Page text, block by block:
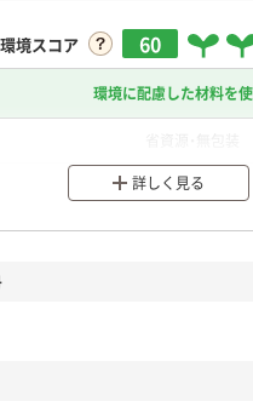
境スコア 60
環境に配慮した材料を
分別・リサイクルしやす
詳しく見る